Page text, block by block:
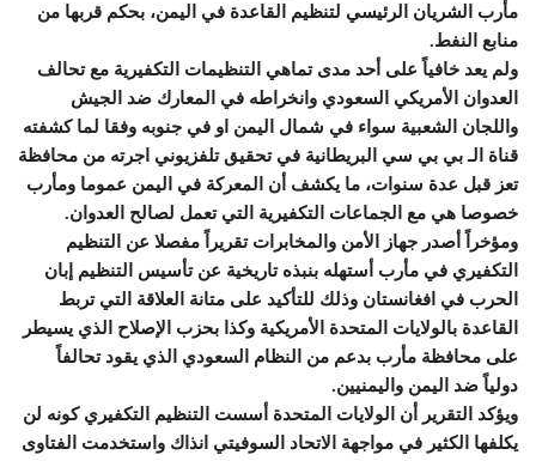
مأرب الشريان الرئيسي لتنظيم القاعدة في اليمن، بحكم قربها من
منابع النفط.
ولم يعد خافياً على أحد مدى تماهي التنظيمات التكفيرية مع تحالف
العدوان الأمريكي السعودي وانخراطه في المعارك ضد الجيش
واللجان الشعبية سواء في شمال اليمن او في جنوبه وفقا لما كشفته
قناة الـ بي بي سي البريطانية في تحقيق تلفزيوني اجرته من محافظة
تعز قبل عدة سنوات، ما يكشف أن المعركة في اليمن عموما ومأرب
خصوصا هي مع الجماعات التكفيرية التي تعمل لصالح العدوان.
ومؤخراً أصدر جهاز الأمن والمخابرات تقريراً مفصلا عن التنظيم
التكفيري في مأرب أستهله بنبذه تاريخية عن تأسيس التنظيم إبان
الحرب في افغانستان وذلك للتأكيد على متانة العلاقة التي تربط
القاعدة بالولايات المتحدة الأمريكية وكذا بحزب الإصلاح الذي يسيطر
على محافظة مأرب بدعم من النظام السعودي الذي يقود تحالفاً
دولياً ضد اليمن واليمنيين.
ويؤكد التقرير أن الولايات المتحدة أسست التنظيم التكفيري كونه لن
يكلفها الكثير في مواجهة الاتحاد السوفيتي انذاك واستخدمت الفتاوى